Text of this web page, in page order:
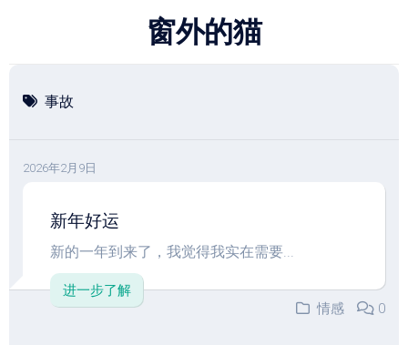
窗外的猫
事故
2026年2月9日
新年好运
新的一年到来了，我觉得我实在需要...
进一步了解
情感
0